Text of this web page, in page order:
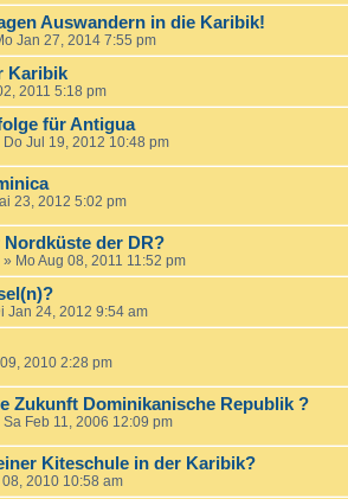
Auswandern in die Karibik!
Jan 27, 2014 7:55 pm
Karibik
2011 5:18 pm
für Antigua
Do Jul 19, 2012 10:48 pm
23, 2012 5:02 pm
Nordküste der DR?
» Mo Aug 08, 2011 11:52 pm
Jan 24, 2012 9:54 am
2010 2:28 pm
Zukunft Dominikanische Republik ?
Sa Feb 11, 2006 12:09 pm
Kiteschule in der Karibik?
08, 2010 10:58 am